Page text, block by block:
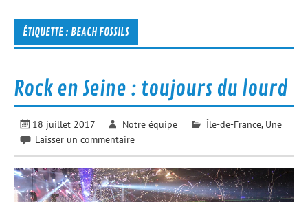
ÉTIQUETTE : BEACH FOSSILS
Rock en Seine : toujours du lourd
18 juillet 2017 Notre équipe Île-de-France, Une
Laisser un commentaire